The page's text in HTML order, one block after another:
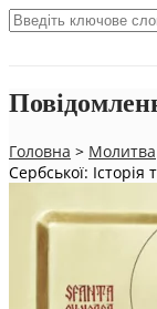
Головна > Молитва
Сербської: Історія